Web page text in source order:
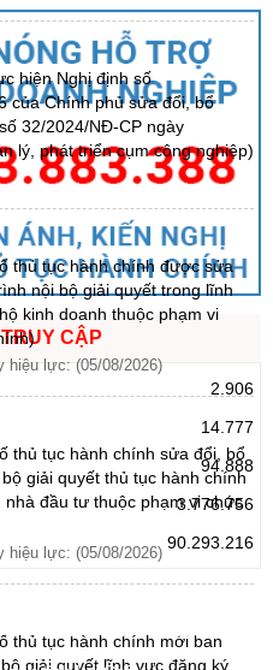
hiện Nghị định số
của Chính phủ sửa đổi, bổ
32/2024/NĐ-CP ngày
lý, phát triển cụm công nghiệp)
thủ tục hành chính được sửa
nội bộ giải quyết trong lĩnh
kinh doanh thuộc phạm vi
hiệu lực: (05/08/2026)
thủ tục hành chính sửa đổi, bổ
giải quyết thủ tục hành chính
đầu tư thuộc phạm vi chức
hiệu lực: (05/08/2026)
thủ tục hành chính mới ban
giải quyết lĩnh vực đăng ký
CẬP
2.906
14.777
94.888
3.776.756
90.293.216
TỬ TỈNH LAI CHÂU